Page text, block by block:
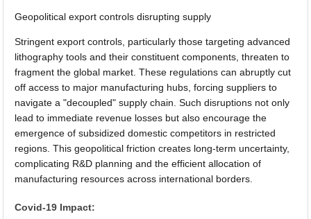
Geopolitical export controls disrupting supply
Stringent export controls, particularly those targeting advanced
lithography tools and their constituent components, threaten to
fragment the global market. These regulations can abruptly cut
off access to major manufacturing hubs, forcing suppliers to
navigate a "decoupled" supply chain. Such disruptions not only
lead to immediate revenue losses but also encourage the
emergence of subsidized domestic competitors in restricted
regions. This geopolitical friction creates long-term uncertainty,
complicating R&D planning and the efficient allocation of
manufacturing resources across international borders.
Covid-19 Impact: